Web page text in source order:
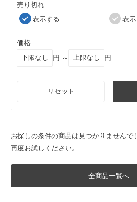
売り切れ
表示する
表
価格
円 ～
円
リセット
お探しの条件の商品は見つかりませんで
再度お試しください。
全商品一覧へ